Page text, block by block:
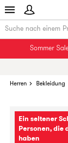
Sommer
Herren Bekleidung
Ein seltener
Personen, die
haben